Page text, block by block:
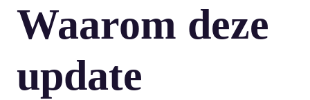
Waarom deze
update